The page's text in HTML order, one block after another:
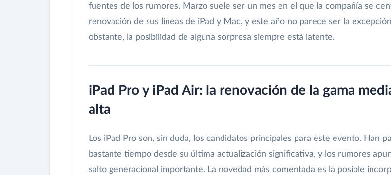
fuentes de los rumores. Marzo suele ser un mes en el que la compañía se
renovación de sus líneas de iPad y Mac, y este año no parece ser la
obstante, la posibilidad de alguna sorpresa siempre está latente.
iPad Pro y iPad Air: la renovación de la gama
alta
Los iPad Pro son, sin duda, los candidatos principales para este evento. Han
bastante tiempo desde su última actualización significativa, y los rumores
salto generacional importante. La novedad más comentada es la posible